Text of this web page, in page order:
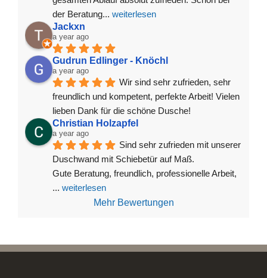
der Beratung... weiterlesen
Jackxn
a year ago
Gudrun Edlinger - Knöchl
a year ago
Wir sind sehr zufrieden, sehr
freundlich und kompetent, perfekte Arbeit! Vielen
lieben Dank für die schöne Dusche!
Christian Holzapfel
a year ago
Sind sehr zufrieden mit unserer
Duschwand mit Schiebetür auf Maß.
... weiterlesen
Mehr Bewertungen